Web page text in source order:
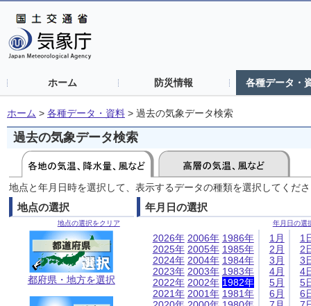
ホーム 防災情報 各種データ・
ホーム > 各種データ・資料 > 過去の気象データ検索
過去の気象データ検索
地点と年月日時を選択して、表示するデータの種類を選択してくだ
地点の選択
地点の選択をクリア
都府県・地方を選択
年月日の選択
年月日の選
2026年
2025年
2024年
2023年
2022年
2021年
2006年
2005年
2004年
2003年
2002年
2001年
1986年
1985年
1984年
1983年
1982年
1981年
1月
2月
3月
4月
5月
6月
1
2
3
4
5
6